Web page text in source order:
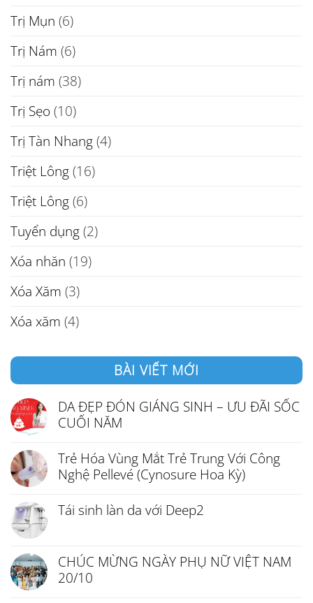
Trị Mụn (6)
Trị Nám (6)
Trị nám (38)
Trị Sẹo (10)
Trị Tàn Nhang(4)
Triệt Lông(16)
Triệt Lông(6)
Tuyển dụng(2)
Xóa nhăn (19)
Xóa Xăm (3)
Xóa xăm (4)
BÀI VIẾT MỚI
DA ĐẸP ĐÓN GIÁNG SINH – ƯU ĐÃI SỐC
CUỐI NĂM
Trẻ Hóa Vùng Mắt Trẻ Trung Với Công
Nghệ Pellevé (Cynosure Hoa Kỳ)
Tái sinh làn da với Deep2
CHÚC MỪNG NGÀY PHỤ NỮ VIỆT NAM
20/10